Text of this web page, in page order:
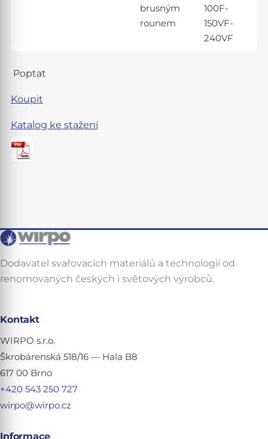
brusným
rounem
100F-
150VF-
240VF
Poptat
Koupit
Katalog ke stažení
Dodavatel svařovacích materiálů a technologií od
renomovaných českých i světových výrobců.
Kontakt
WIRPO s.r.o.
Škrobárenská 518/16 — Hala B8
617 00 Brno
+420 543 250 727
wirpo@wirpo.cz
Informace